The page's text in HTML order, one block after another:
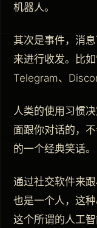
机器人。
其次是事件，消
来进行收发。比
Telegram、
人类的使用习惯
面跟你对话的，
的一个经典笑话。
通过社交软件来
也是一个人，这
这个所谓的人工智